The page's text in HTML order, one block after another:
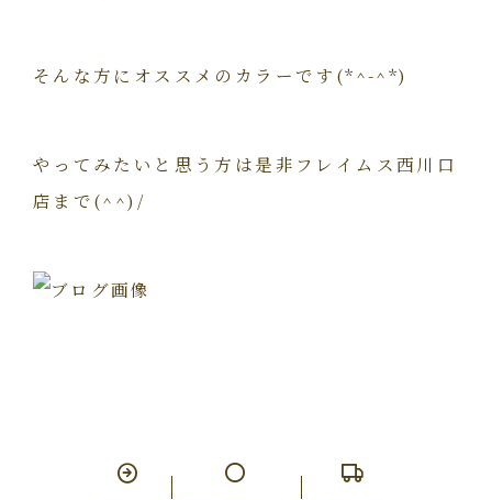
そんな方にオススメのカラーです(*^-^*)
やってみたいと思う方は是非フレイムス西川口
店まで(^^)/